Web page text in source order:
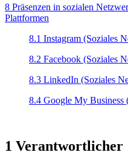
8 Präsenzen in sozialen
Plattformen
8.1 Instagram (Soziales
8.2 Facebook (Soziales
8.3 LinkedIn (Soziales
8.4 Google My Business
1 Verantwortlicher